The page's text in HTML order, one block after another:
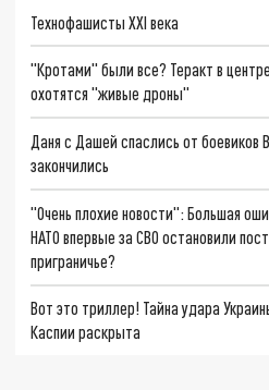
Технофашисты XXI века
"Кротами" были все? Теракт в
охотятся "живые дроны"
Даня с Дашей спаслись от
закончились
"Очень плохие новости": Большая
НАТО впервые за СВО остановили
приграничье?
Вот это триллер! Тайна удара
Каспии раскрыта